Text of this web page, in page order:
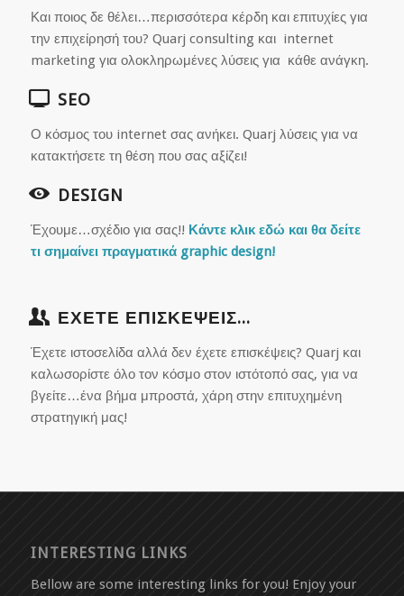
Και ποιος δε θέλει…περισσότερα κέρδη και επιτυχίες για
την επιχείρησή του? Quarj consultingκαι internet
marketingγια ολοκληρωμένες λύσεις για κάθε ανάγκη.
SEO
Ο κόσμος του internetσας ανήκει. Quarj λύσεις για να
κατακτήσετε τη θέση που σας αξίζει!
DESIGN
Έχουμε…σχέδιο για σας!! Κάντε κλικ εδώ και θα δείτε
τι σημαίνει πραγματικά graphic design!
ΕΧΕΤΕ ΕΠΙΣΚΕΨΕΙΣ...
Έχετε ιστοσελίδα αλλά δεν έχετε επισκέψεις? Quarj και
καλωσορίστε όλο τον κόσμο στον ιστότοπό σας, για να
βγείτε…ένα βήμα μπροστά, χάρη στην επιτυχημένη
στρατηγική μας!
INTERESTING LINKS
Bellow are some interesting links for you! Enjoy your